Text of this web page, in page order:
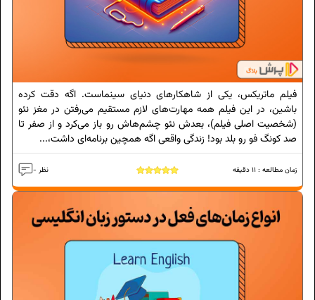
فیلم ماتریکس، یکی از شاهکارهای دنیای سینماست. اگه دقت کرده
باشین، در این فیلم همه مهارت‌های لازم مستقیم می‌رفتن در مغز نئو
(شخصیت اصلی فیلم)، بعدش نئو چشم‌هاش رو باز می‌کرد و از صفر تا
صد کونگ فو رو بلد بود! زندگی واقعی اگه همچین برنامه‌ای داشت،...
- نظر زمان مطالعه : 11 دقیقه